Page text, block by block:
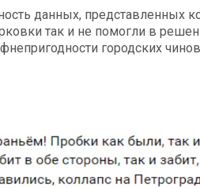
данных, представленных
так и не помогли в
городских